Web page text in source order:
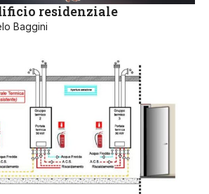
residenziale
Baggini